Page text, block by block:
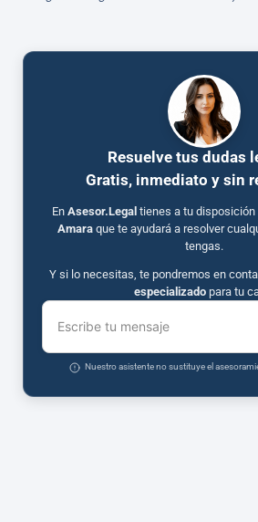
Resuelve tus dudas
Gratis, inmediato y sin
En Asesor.Legal tienes a tu
Amaraque te ayudará a resolver
tengas.
Y si lo necesitas, te pondremos en
especializadopara tu
Escribe tu mensaje
Nuestro asistente no sustituye el